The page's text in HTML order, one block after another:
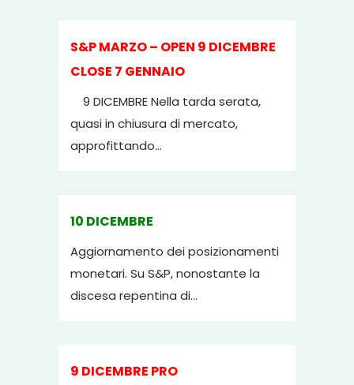
S&P MARZO – OPEN 9 DICEMBRE
CLOSE 7 GENNAIO
9 DICEMBRE Nella tarda serata,
quasi in chiusura di mercato,
approfittando...
10 DICEMBRE
Aggiornamento dei posizionamenti
monetari. Su S&P, nonostante la
discesa repentina di...
9 DICEMBRE PRO